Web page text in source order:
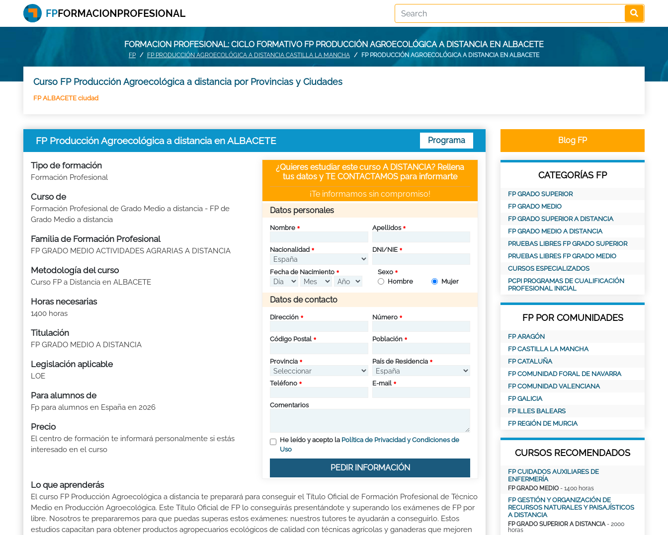
FORMACION PROFESIONAL: CICLO FORMATIVO FP PRODUCCIÓN AGROECOLÓGICA A DISTANCIA EN ALBACETE
FP FP PRODUCCIÓN AGROECOLÓGICA A DISTANCIA CASTILLA LA MANCHA FP PRODUCCIÓN AGROECOLÓGICA A DISTANCIA EN ALBACETE
Curso FP Producción Agroecológica a distancia por Provincias y Ciudades
FP ALBACETE ciudad
FP Producción Agroecológica a distancia en ALBACETE Programa
Tipo de formación
Formación Profesional
Curso de
Formación Profesional de Grado Medio a distancia - FP de
Grado Medio a distancia
Familia de Formación Profesional
FP GRADO MEDIO ACTIVIDADES AGRARIAS A DISTANCIA
Metodología del curso
Curso FP a Distancia en ALBACETE
Horas necesarias
1400 horas
Titulación
FP GRADO MEDIO A DISTANCIA
Legislación aplicable
LOE
Para alumnos de
Fp para alumnos en España en 2026
Precio
El centro de formación te informará personalmente si estás
interesado en el curso
¿Quieres estudiar este curso A DISTANCIA? Rellena
tus datos y TE CONTACTAMOS para informarte
¡Te informamos sin compromiso!
Datos personales
Nombre Apellidos
Nacionalidad DNI/NIE
Fecha de Nacimiento
Sexo
Hombre
Mujer
Datos de contacto
Dirección Número
Código Postal Población
Provincia País de Residencia
Teléfono E-mail
Comentarios
He leído y acepto la Política de Privacidad y Condiciones de
Uso
PEDIR INFORMACIÓN
Lo que aprenderás
El curso FP Producción Agroecológica a distancia te preparará para conseguir el Título Oficial de Formación Profesional de Técnico
Medio en Producción Agroecológica. Este Título Oficial de FP lo conseguirás presentándote y superando los exámenes de FP por
libre. Nosotros te prepararemos para que puedas superas estos exámenes: nuestros tutores te ayudarán a conseguirlo. Estos
estudios capacitan para obtener productos agropecuarios ecológicos de calidad con técnicas agrícolas y ganaderas que mejoren
Blog FP
CATEGORÍAS FP
FP GRADO SUPERIOR
FP GRADO MEDIO
FP GRADO SUPERIOR A DISTANCIA
FP GRADO MEDIO A DISTANCIA
PRUEBAS LIBRES FP GRADO SUPERIOR
PRUEBAS LIBRES FP GRADO MEDIO
CURSOS ESPECIALIZADOS
PCPI PROGRAMAS DE CUALIFICACIÓN
PROFESIONAL INICIAL
FP POR COMUNIDADES
FP ARAGÓN
FP CASTILLA LA MANCHA
FP CATALUÑA
FP COMUNIDAD FORAL DE NAVARRA
FP COMUNIDAD VALENCIANA
FP GALICIA
FP ILLES BALEARS
FP REGIÓN DE MURCIA
CURSOS RECOMENDADOS
FP CUIDADOS AUXILIARES DE
ENFERMERÍA
FP GRADO MEDIO - 1400 horas
FP GESTIÓN Y ORGANIZACIÓN DE
RECURSOS NATURALES Y PAISAJÍSTICOS
A DISTANCIA
FP GRADO SUPERIOR A DISTANCIA- 2000
horas